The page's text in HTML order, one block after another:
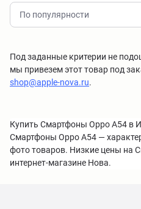
По популярности
Под заданные критерии не
мы привезем этот товар под
shop@apple-nova.ru.
Купить Смартфоны Oppo A54 в
Смартфоны Oppo A54 —
фото товаров. Низкие цены на
интернет-магазине Нова.